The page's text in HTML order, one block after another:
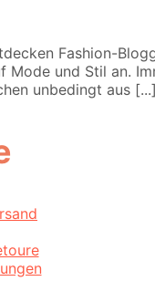
Fashion-
und Stil an.
unbedingt aus [...]